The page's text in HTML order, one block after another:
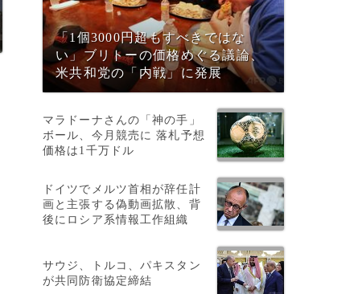
「1個3000円超もすべきではな
い」ブリトーの価格めぐる議論、
米共和党の「内戦」に発展
マラドーナさんの「神の手」
ボール、今月競売に 落札予想
価格は1千万ドル
ドイツでメルツ首相が辞任計
画と主張する偽動画拡散、背
後にロシア系情報工作組織
サウジ、トルコ、パキスタン
が共同防衛協定締結